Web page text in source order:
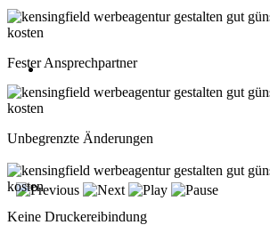
Montag-Freitag 10:00-18:00 Uhr
Beratung oder Rückruf anfordern
Montag-Freitag 10:00-18:00 Uhr
Fester Ansprechpartner
Unbegrenzte Änderungen
Keine Druckereibindung